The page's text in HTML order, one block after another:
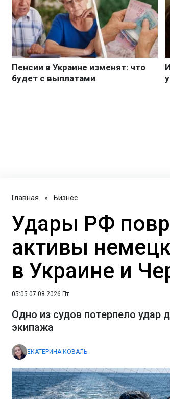
Главная » Бизнес
Удары РФ
активы
в Украине и
05:05 07.08.2026 Пт
Одно из судов потерпело удар
экипажа
ЕКАТЕРИНА КОВАЛЬ